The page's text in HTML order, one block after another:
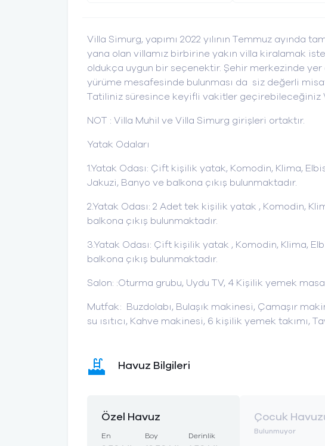
Villa Simurg, yapımı 2022 yılının Temmuz ayında
yana olan villamız birbirine yakın villa kiralamak
oldukça uygun bir seçenektir. Şehir merkezinde yer
yürüme mesafesinde bulunması da siz değerli
Tatiliniz süresince keyifli vakitler geçirebileceğiniz
NOT : Villa Muhil ve Villa Simurg girişleri ortaktır.
Yatak Odaları
1.Yatak Odası: Çift kişilik yatak, Komodin, Klima,
Jakuzi, Banyo ve balkona çıkış bulunmaktadır.
2.Yatak Odası: 2 Adet tek kişilik yatak , Komodin,
balkona çıkış bulunmaktadır.
3.Yatak Odası: Çift kişilik yatak , Komodin, Klima,
balkona çıkış bulunmaktadır.
Salon: :Oturma grubu, Uydu TV, 4 Kişilik yemek
Mutfak: Buzdolabı, Bulaşık makinesi, Çamaşır
su ısıtıcı, Kahve makinesi, 6 kişilik yemek takımı,
Havuz Bilgileri
Özel Havuz
En Boy Derinlik
Çocuk
Bulunmuyor